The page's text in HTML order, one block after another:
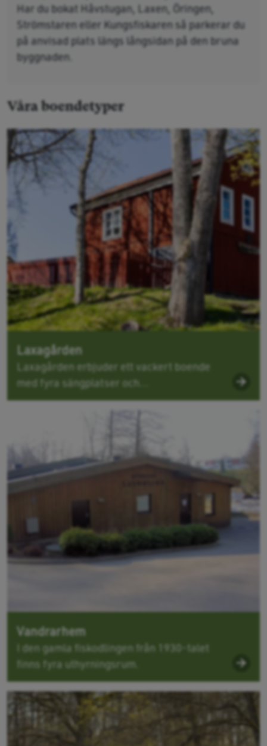
Har du bokat Håvstugan, Laxen, Öringen,
Strömstaren eller Kungsfiskaren så parkerar du
på anvisad plats längs långsidan på den bruna
byggnaden.
Våra boendetyper
Laxagården
Laxagården erbjuder ett vackert boende
med fyra sängplatser och...
Vandrarhem
I den gamla fiskodlingen från 1930-talet
finns fyra uthyrningsrum.